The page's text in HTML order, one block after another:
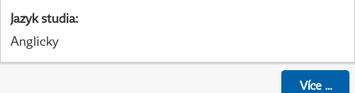
Jazyk studia:
Anglicky
Více...